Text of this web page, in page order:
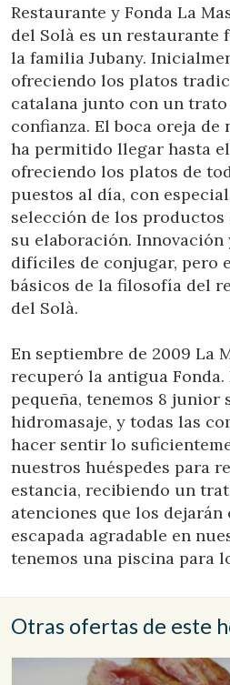
Restaurante y Fonda La
del Solà es un restaurante
la familia Jubany.
ofreciendo los platos
catalana junto con un
confianza. El boca oreja
ha permitido llegar hasta
ofreciendo los platos de
puestos al día, con
selección de los
su elaboración.
difíciles de conjugar, pero
básicos de la filosofía del
del Solà.
En septiembre de 2009 La
recuperó la antigua Fonda.
pequeña, tenemos 8 junior
hidromasaje, y todas las
hacer sentir lo
nuestros huéspedes para
estancia, recibiendo un
atenciones que los
escapada agradable en
tenemos una piscina para
Otras ofertas de este
Modificar cookies
Técnicas y funcionales
Este sitio web utiliza Cookies
Si continua navegando, supone la
de configurar su navegador
impedir que sean instaladas en